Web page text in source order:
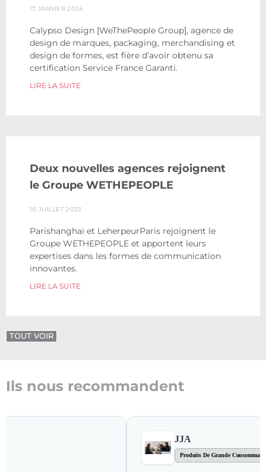
17 JANVIER 2024
Calypso Design [WeThePeople Group], agence de
design de marques, packaging, merchandising et
design de formes, est fière d’avoir obtenu sa
certification Service France Garanti.
LIRE LA SUITE
Deux nouvelles agences rejoignent
le Groupe WETHEPEOPLE
10 JUILLET 2023
Parishanghai et LeherpeurParis rejoignent le
Groupe WETHEPEOPLE et apportent leurs
expertises dans les formes de communication
innovantes.
LIRE LA SUITE
TOUT VOIR
Ils nous recommandent